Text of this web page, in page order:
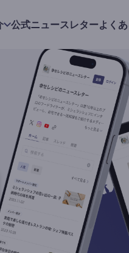
公式ニュースレターよく